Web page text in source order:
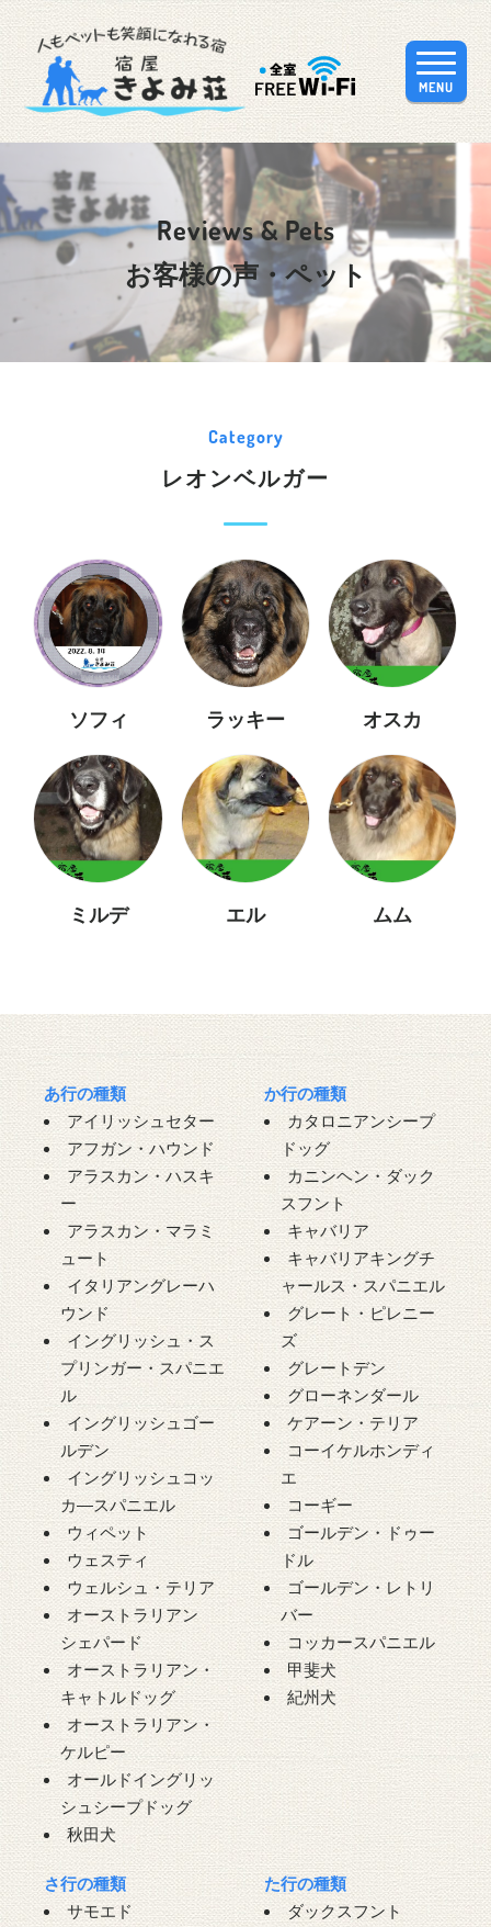
MENU
Reviews & Pets
お客様の声・ペット
Category
レオンベルガー
ソフィ ラッキー オスカ
ミルデ エル ムム
あ行の種類
アイリッシュセター
アフガン・ハウンド
アラスカン・ハスキ
ー
アラスカン・マラミ
ュート
イタリアングレーハ
ウンド
イングリッシュ・ス
プリンガー・スパニエ
ル
イングリッシュゴー
ルデン
イングリッシュコッ
カ―スパニエル
ウィペット
ウェスティ
ウェルシュ・テリア
オーストラリアン
シェパード
オーストラリアン・
キャトルドッグ
オーストラリアン・
ケルピー
オールドイングリッ
シュシープドッグ
秋田犬
か行の種類
カタロニアンシープ
ドッグ
カニンヘン・ダック
スフント
キャバリア
キャバリアキングチ
ャールス・スパニエル
グレート・ピレニー
ズ
グレートデン
グローネンダール
ケアーン・テリア
コーイケルホンディ
エ
コーギー
ゴールデン・ドゥー
ドル
ゴールデン・レトリ
バー
コッカースパニエル
甲斐犬
紀州犬
さ行の種類
サモエド
た行の種類
ダックスフント